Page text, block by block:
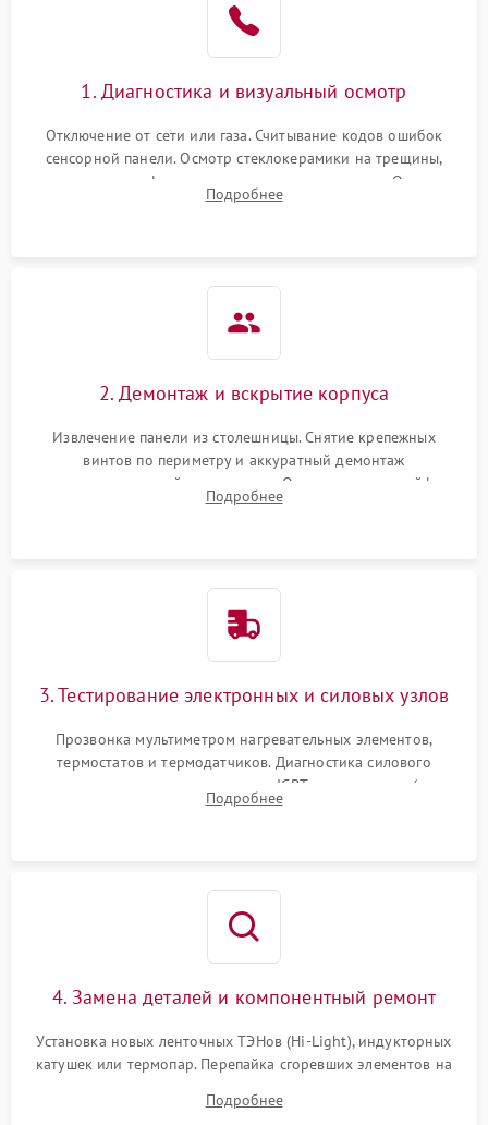
1. Диагностика и визуальный осмотр
Отключение от сети или газа. Считывание кодов ошибок
сенсорной панели. Осмотр стеклокерамики на трещины,
проверка конфорок на равномерность нагрева. Опрос
клиента о симптомах (не включается, не видит посуду,
Подробнее
2. Демонтаж и вскрытие корпуса
Извлечение панели из столешницы. Снятие крепежных
винтов по периметру и аккуратный демонтаж
стеклокерамической поверхности. Отсоединение шлейфов
сенсорного блока для доступа к силовым платам, катушкам
Подробнее
3. Тестирование электронных и силовых узлов
Прозвонка мультиметром нагревательных элементов,
термостатов и термодатчиков. Диагностика силового
модуля, реле, диодных мостов и IGBT-транзисторов (для
индукции). Проверка кранов и газ-контроля (для газовых
Подробнее
4. Замена деталей и компонентный ремонт
Установка новых ленточных ТЭНов (Hi-Light), индукторных
катушек или термопар. Перепайка сгоревших элементов на
дорожек. Очистка контактов и замена поврежденной
Подробнее